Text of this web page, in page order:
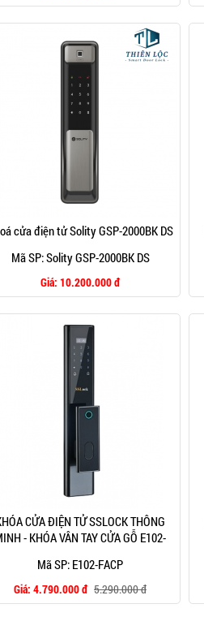
cửa điện tử Solity GSP-2000BK DS
Mã SP: Solity GSP-2000BK DS
Giá: 10.200.000 đ
CỬA ĐIỆN TỬ SSLOCK THÔNG
- KHÓA VÂN TAY CỬA GỖ E102-
Mã SP: E102-FACP
Giá: 4.790.000 đ 5.290.000 đ